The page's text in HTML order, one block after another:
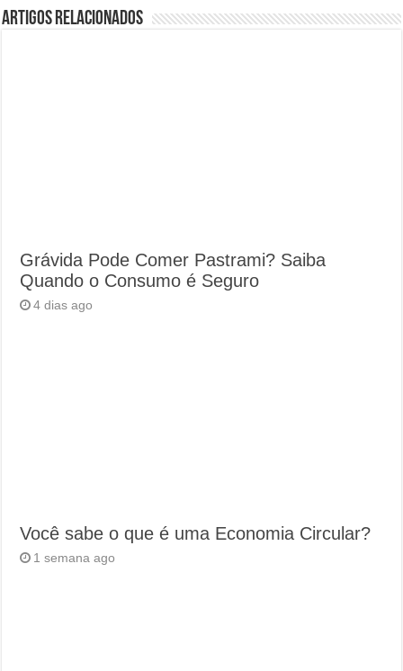
Artigos Relacionados
Grávida Pode Comer Pastrami? Saiba
Quando o Consumo é Seguro
4 dias ago
Você sabe o que é uma Economia Circular?
1 semana ago